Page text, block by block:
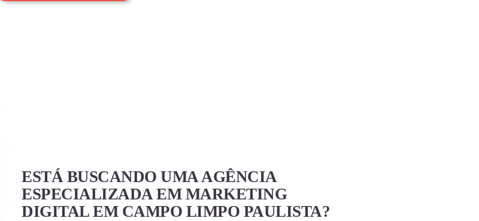
ESTÁ BUSCANDO UMA AGÊNCIA
ESPECIALIZADA EM MARKETING
DIGITAL EM CAMPO LIMPO PAULISTA?